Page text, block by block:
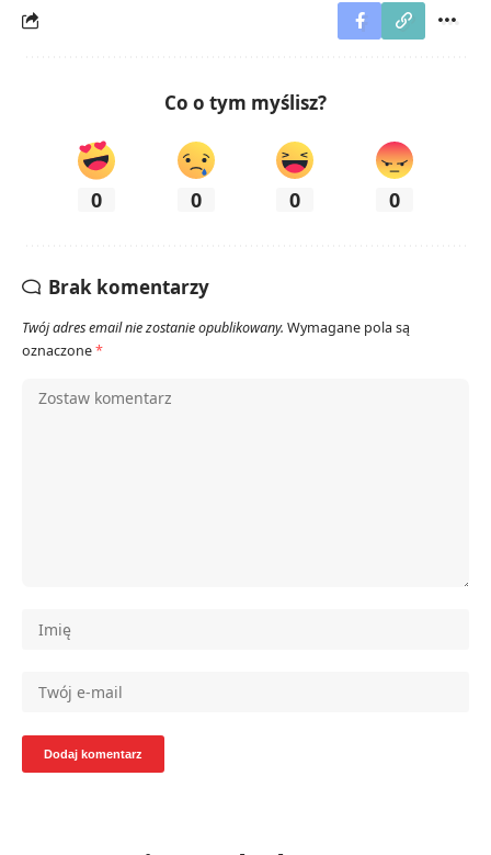
Co o tym myślisz?
0 0 0 0
Brak komentarzy
Twój adres email nie zostanie opublikowany. Wymagane pola są
oznaczone*